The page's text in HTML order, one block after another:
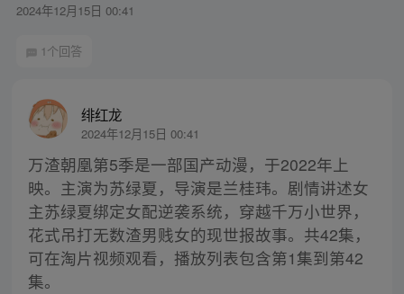
2024年12月15日 00:41
1个回答
绯红龙
2024年12月15日 00:41
万渣朝凰第5季是一部国产动漫，于2022年上
映。主演为苏绿夏，导演是兰桂玮。剧情讲述女
主苏绿夏绑定女配逆袭系统，穿越千万小世界，
花式吊打无数渣男贱女的现世报故事。共42集，
可在淘片视频观看，播放列表包含第1集到第42
集。